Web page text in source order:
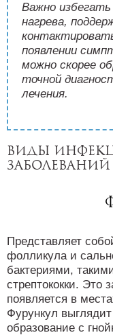
Важно избегать
нагрева,
появлении
можно скорее
точной
лечения.
Виды
заболеваний
Представляет
фолликула и
бактериями,
стрептококки. Это
появляется в
Фурункул
образование с